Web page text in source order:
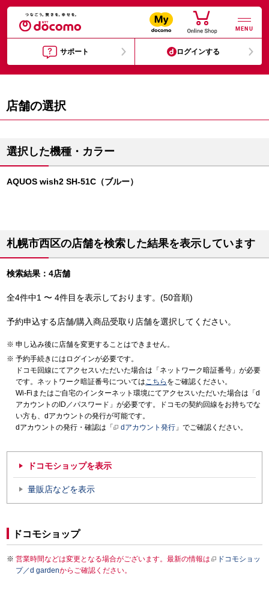
MENU
サポート ログインする
店舗の選択
選択した機種・カラー
AQUOS wish2 SH-51C（ブルー）
札幌市西区の店舗を検索した結果を表示しています
検索結果：4店舗
全4件中1 〜 4件目を表示しております。(50音順)
予約申込する店舗/購入商品受取り店舗を選択してください。
申し込み後に店舗を変更することはできません。
予約手続きにはログインが必要です。
ドコモ回線にてアクセスいただいた場合は「ネットワーク暗証番号」が必要
です。ネットワーク暗証番号についてはこちら をご確認ください。
Wi-Fiまたはご自宅のインターネット環境にてアクセスいただいた場合は「d
アカウントのID／パスワード」が必要です。ドコモの契約回線をお持ちでな
い方も、dアカウントの発行が可能です。
dアカウントの発行・確認は「
dアカウント発行 」でご確認ください。
ドコモショップを表示
量販店などを表示
ドコモショップ
営業時間などは変更となる場合がございます。最新の情報は
ドコモショッ
プ／d gardenからご確認ください。